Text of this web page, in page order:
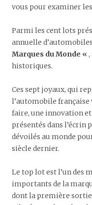
vous pour examiner
Parmi les cent lots
annuelle
Marques du Monde «
historiques.
Ces sept joyaux, qui
l’automobile
faire, une innovation
présentés dans l’écrin
dévoilés au monde
siècle dernier.
Le top lot est l’un des
importants de la
dont la première sortie